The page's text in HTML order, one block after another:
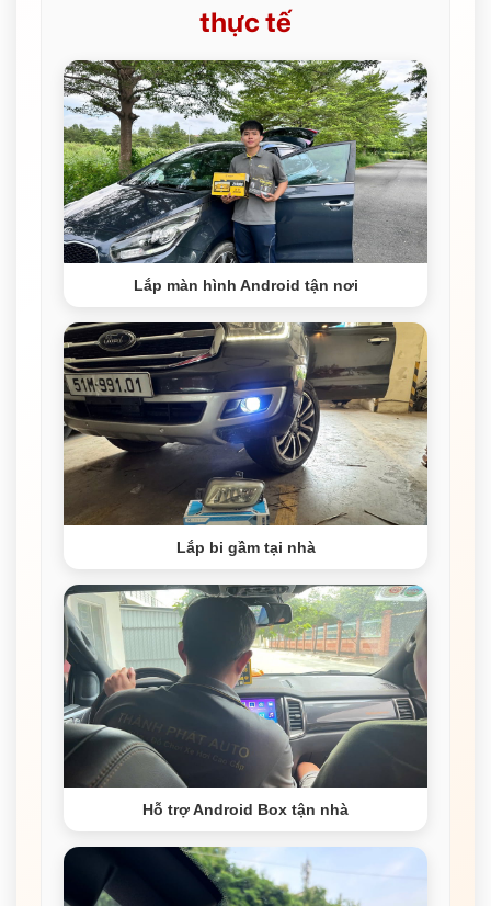
thực tế
Lắp màn hình Android tận nơi
Lắp bi gầm tại nhà
Hỗ trợ Android Box tận nhà